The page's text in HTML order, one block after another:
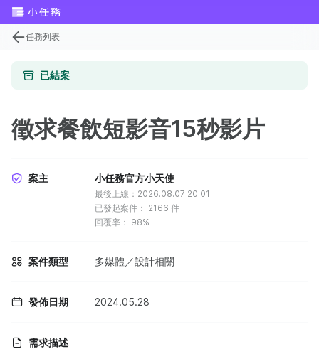
任務列表
已結案
徵求餐飲短影音15秒影片
案主 小任務官方小天使
最後上線：2026.08.07 20:01
已發起案件： 2166 件
回覆率： 98%
案件類型 多媒體／設計相關
發佈日期 2024.05.28
需求描述